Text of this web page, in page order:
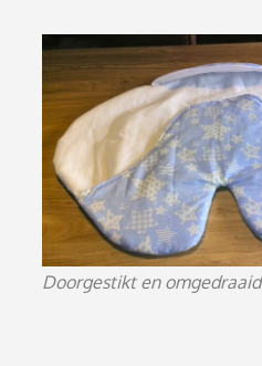
Doorgestikt en omgedraaid